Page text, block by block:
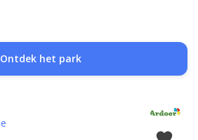
Ontdek het park